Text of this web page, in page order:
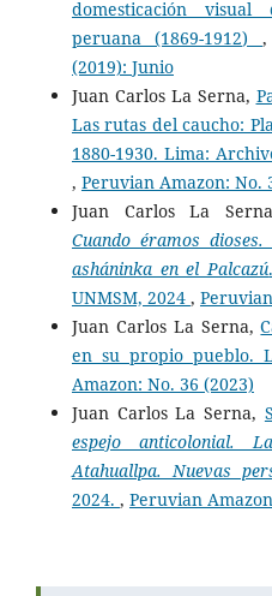
domesticación
peruana (1869-1912) ,
(2019): Junio
Juan Carlos La Serna,
Las rutas del caucho:
1880-1930. Lima:
, Peruvian Amazon: No.
Juan Carlos La
Cuando éramos
asháninka en el Palcazú
UNMSM, 2024 ,
Juan Carlos La Serna,
en su propio pueblo.
Amazon: No. 36 (2023)
Juan Carlos La Serna,
espejo anticolonial.
Atahuallpa. Nuevas
2024. , Peruvian